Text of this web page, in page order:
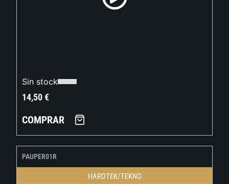
Sin stock
14,50€
COMPRAR
PAUPER01R
HARDTEK/TEKNO